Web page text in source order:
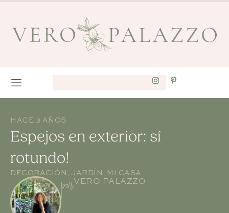
HACE 3 AÑOS
Espejos en exterior: sí
rotundo!
DECORACIÓN JARDÍN MI CASA
porVERO PALAZZO